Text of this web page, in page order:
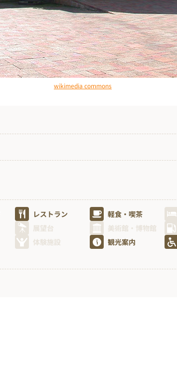
wikimedia commons
レストラン 軽食・喫茶
展望台 美術館・博物館
体験施設 観光案内